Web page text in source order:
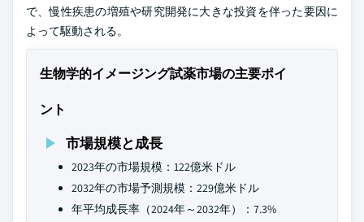
で、慢性疾患の増殖や研究開発に大きな投資を伴った要因に
よって駆動される。
生物学的イメージング試薬市場の主要ポイ
ント
市場規模と成長
2023年の市場規模：122億米ドル
2032年の市場予測規模：229億米ドル
年平均成長率（2024年～2032年）：7.3%